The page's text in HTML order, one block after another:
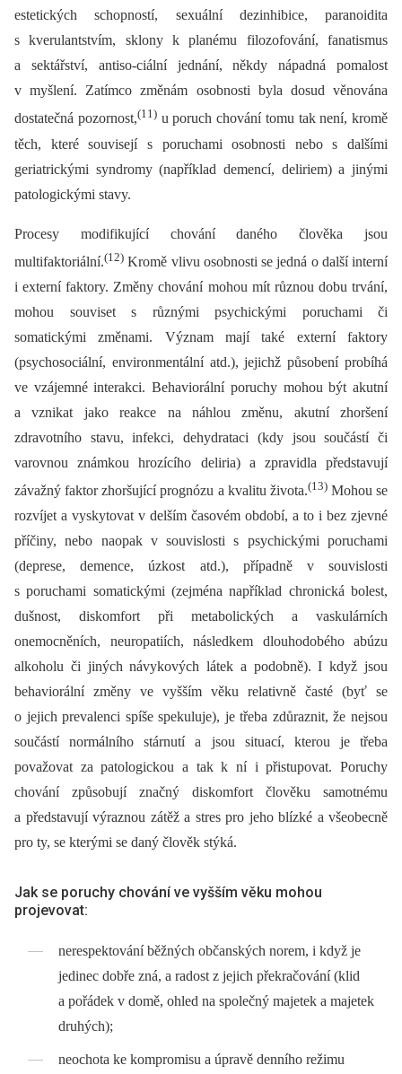
estetických schopností, sexuální dezinhibice, paranoidita
s kverulantstvím, sklony k planému filozofování, fanatismus
a sektářství, antiso-ciální jednání, někdy nápadná pomalost
v myšlení. Zatímco změnám osobnosti byla dosud věnována
dostatečná pozornost,(11)u poruch chování tomu tak není, kromě
těch, které souvisejí s poruchami osobnosti nebo s dalšími
geriatrickými syndromy (například demencí, deliriem) a jinými
patologickými stavy.
Procesy modifikující chování daného člověka jsou
multifaktoriální.(12) Kromě vlivu osobnosti se jedná o další interní
i externí faktory. Změny chování mohou mít různou dobu trvání,
mohou souviset s různými psychickými poruchami či
somatickými změnami. Význam mají také externí faktory
(psychosociální, environmentální atd.), jejichž působení probíhá
ve vzájemné interakci. Behaviorální poruchy mohou být akutní
a vznikat jako reakce na náhlou změnu, akutní zhoršení
zdravotního stavu, infekci, dehydrataci (kdy jsou součástí či
varovnou známkou hrozícího deliria) a zpravidla představují
závažný faktor zhoršující prognózu a kvalitu života.(13)Mohou se
rozvíjet a vyskytovat v delším časovém období, a to i bez zjevné
příčiny, nebo naopak v souvislosti s psychickými poruchami
(deprese, demence, úzkost atd.), případně v souvislosti
s poruchami somatickými (zejména například chronická bolest,
dušnost, diskomfort při metabolických a vaskulárních
onemocněních, neuropatiích, následkem dlouhodobého abúzu
alkoholu či jiných návykových látek a podobně). I když jsou
behaviorální změny ve vyšším věku relativně časté (byť se
o jejich prevalenci spíše spekuluje), je třeba zdůraznit, že nejsou
součástí normálního stárnutí a jsou situací, kterou je třeba
považovat za patologickou a tak k ní i přistupovat. Poruchy
chování způsobují značný diskomfort člověku samotnému
a představují výraznou zátěž a stres pro jeho blízké a všeobecně
pro ty, se kterými se daný člověk stýká.
Jak se poruchy chování ve vyšším věku mohou
projevovat:
nerespektování běžných občanských norem, i když je
jedinec dobře zná, a radost z jejich překračování (klid
a pořádek v domě, ohled na společný majetek a majetek
druhých);
neochota ke kompromisu a úpravě denního režimu